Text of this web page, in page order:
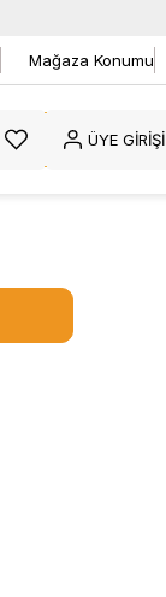
Mağaza Konumu
ÜYE GIRIŞI